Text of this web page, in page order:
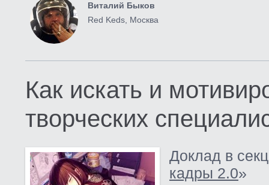
Виталий Быков
Red Keds, Москва
Как искать и
творческих
Доклад в
кадры 2.0»